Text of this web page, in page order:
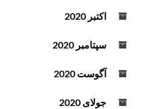
اکتبر 2020
سپتامبر 2020
آگوست 2020
جولای 2020